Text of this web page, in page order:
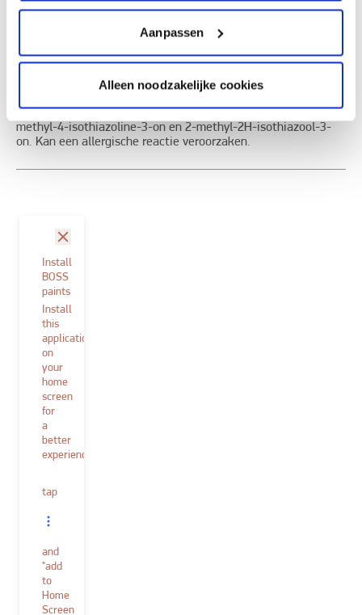
Aanpassen
Alleen noodzakelijke cookies
Documentatie
Etiketinformatie
benzisothiazool-3(2H)-on, reactiemassa (3:1) van: 5-chloor-2-
methyl-4-isothiazoline-3-on en 2-methyl-2H-isothiazool-3-
on. Kan een allergische reactie veroorzaken.
Install
BOSS
paints
Install
this
application
on
your
home
screen
for
a
better
experience.
tap
and
"add
to
Home
Screen
sluit